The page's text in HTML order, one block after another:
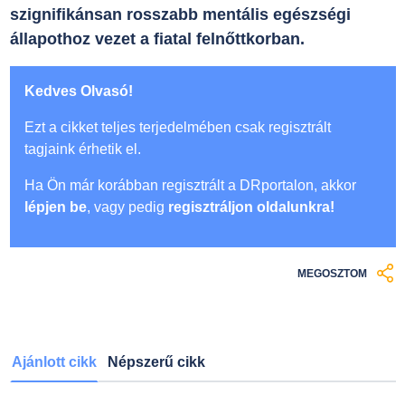
szignifikánsan rosszabb mentális egészségi
állapothoz vezet a fiatal felnőttkorban.
Kedves Olvasó!
Ezt a cikket teljes terjedelmében csak regisztrált
tagjaink érhetik el.
Ha Ön már korábban regisztrált a DRportalon, akkor
lépjen be, vagy pedig regisztráljon oldalunkra!
MEGOSZTOM
Ajánlott cikk Népszerű cikk